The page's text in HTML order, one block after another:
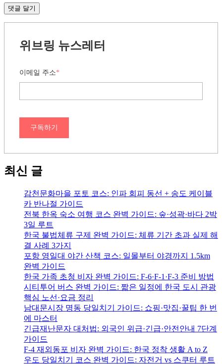
위브링 뉴스레터
이메일 주소*
구독하기
최신 글
감천문화마을 포토 코스: 인파 회피 동선 + 송도 케이블
카 반나절 가이드
전북 한옥 숙소 여행 코스 완벽 가이드: 숲·성곽·바다 2박
3일 루트
한국 불법체류 구제 완벽 가이드: 체류 기간 초과 실제 해
결 사례 3가지
포항 영일대 야간 산책 코스: 일몰부터 야경까지 1.5km
완벽 가이드
한국 가족 초청 비자 완벽 가이드: F-6·F-1·F-3 준비 방법
시티투어 버스 완벽 가이드: 짧은 일정에 한국 도시 관광
핵심 노선·요금 정리
남대문시장 명동 당일치기 가이드: 쇼핑·맛집·꿀팁 한 번
에 마스터
긴급재난문자 대처법: 외국인 위급·긴급·안전안내 7단계
가이드
F-4 재외동포 비자 완벽 가이드: 한국 정착 생활 A to Z
우도 당일치기 코스 완벽 가이드: 자전거 vs 스쿠터 루트